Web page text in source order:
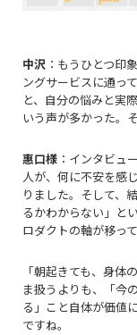
中沢 ：もうひとつ印
ングサービスに通っ
と、自分の悩みと実
いう声が多かった。
惠口様 ：インタビュ
人が、何に不安を感
りました。そして、
るかわからない」と
ロダクトの軸が移っ
「朝起きても、身体
ま扱うよりも、「今
る」こと自体が価値
ですね。